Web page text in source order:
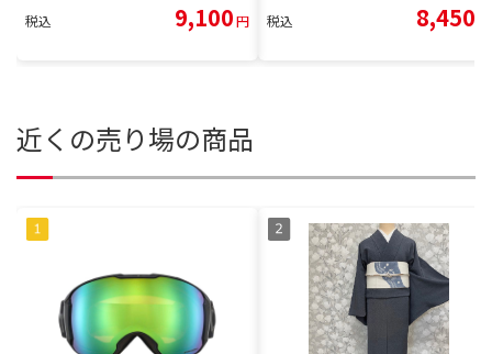
税込 9,100円 税込 8,450
近くの売り場の商品